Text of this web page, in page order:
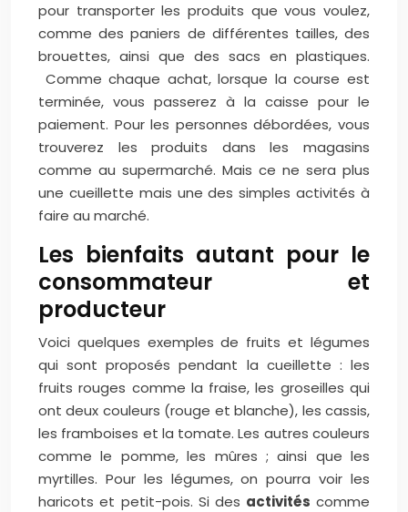
pour transporter les produits que vous voulez,
comme des paniers de différentes tailles, des
brouettes, ainsi que des sacs en plastiques.
Comme chaque achat, lorsque la course est
terminée, vous passerez à la caisse pour le
paiement. Pour les personnes débordées, vous
trouverez les produits dans les magasins
comme au supermarché. Mais ce ne sera plus
une cueillette mais une des simples activités à
faire au marché.
Les bienfaits autant pour le
consommateur et
producteur
Voici quelques exemples de fruits et légumes
qui sont proposés pendant la cueillette : les
fruits rouges comme la fraise, les groseilles qui
ont deux couleurs (rouge et blanche), les cassis,
les framboises et la tomate. Les autres couleurs
comme le pomme, les mûres ; ainsi que les
myrtilles. Pour les légumes, on pourra voir les
haricots et petit-pois. Si des activités comme